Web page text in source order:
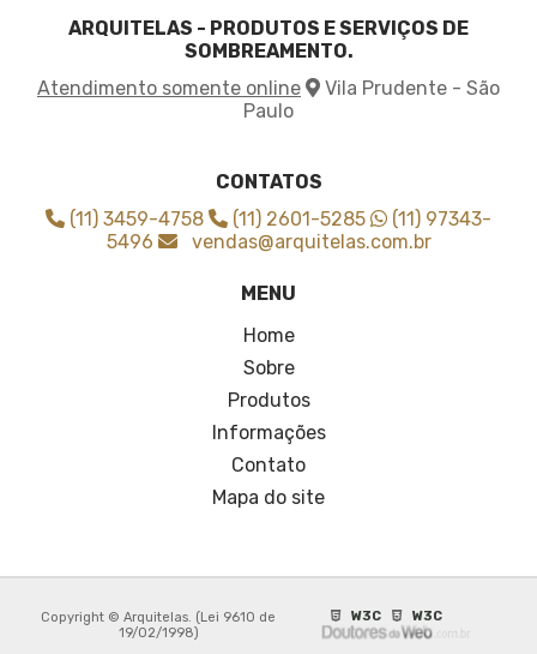
Tela para agricultura
Tela para cobrir plantas
Tela para sombreamento agricola
Tela para sombreamento de horta
Tela sombrite 50 3x50
Tela sombrite 50 4x50
Tela sombrite 50 onde comprar
Tela sombrite 80 para horta
Tela sombrite agricultura
Tela sombrite impermeável
Tela sombrite para galinheiro
Tela sombrite para garagem
ARQUITELAS - PRODUTOS E SERVIÇOS DE
SOMBREAMENTO.
Atendimento somente online
Vila Prudente - São
Paulo
CONTATOS
(11) 3459-4758
(11) 2601-5285
(11) 97343-
5496
vendas@arquitelas.com.br
MENU
Home
Sobre
Produtos
Informações
Contato
Mapa do site
Copyright © Arquitelas. (Lei 9610 de
19/02/1998)
W3C W3C